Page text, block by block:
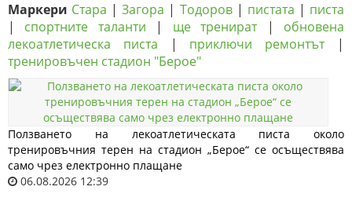
Маркери Стара |Загора | Тодоров| пистата | писта
| спортните таланти | ще тренират| обновена
лекоатлетическа писта | приключи ремонтът|
тренировъчен стадион "Берое"
Ползването на лекоатлетическата писта около
тренировъчния терен на стадион „Берое“ се осъществява
само чрез електронно плащане
06.08.2026 12:39